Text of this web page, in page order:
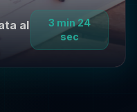
al
3 min 24
sec